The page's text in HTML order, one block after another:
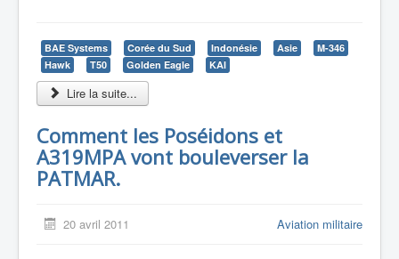
BAE Systems Corée du Sud Indonésie Asie
M-346
Hawk
T50 Golden Eagle KAI
Lire la suite...
Comment les Poséidons et
A319MPA vont bouleverser la
PATMAR.
20 avril 2011 Aviation militaire